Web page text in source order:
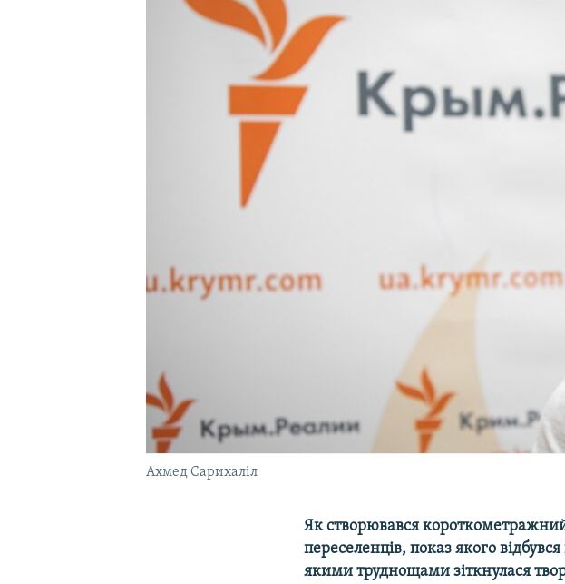
Ахмед Сарихаліл
Як створювався
переселенців, показ якого
якими труднощами зіткнулася